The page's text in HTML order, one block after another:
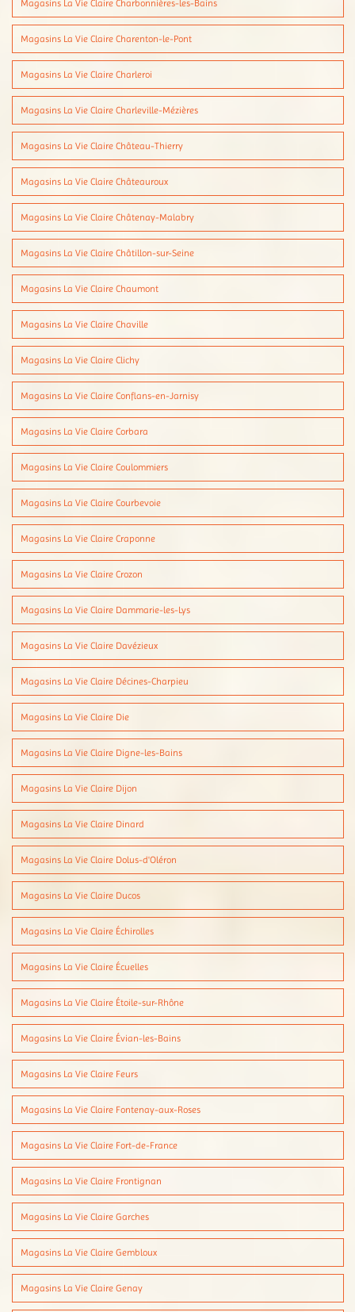
Magasins La Vie Claire Charbonnières-les-Bains
Magasins La Vie Claire Charenton-le-Pont
Magasins La Vie Claire Charleroi
Magasins La Vie Claire Charleville-Mézières
Magasins La Vie Claire Château-Thierry
Magasins La Vie Claire Châteauroux
Magasins La Vie Claire Châtenay-Malabry
Magasins La Vie Claire Châtillon-sur-Seine
Magasins La Vie Claire Chaumont
Magasins La Vie Claire Chaville
Magasins La Vie Claire Clichy
Magasins La Vie Claire Conflans-en-Jarnisy
Magasins La Vie Claire Corbara
Magasins La Vie Claire Coulommiers
Magasins La Vie Claire Courbevoie
Magasins La Vie Claire Craponne
Magasins La Vie Claire Crozon
Magasins La Vie Claire Dammarie-les-Lys
Magasins La Vie Claire Davézieux
Magasins La Vie Claire Décines-Charpieu
Magasins La Vie Claire Die
Magasins La Vie Claire Digne-les-Bains
Magasins La Vie Claire Dijon
Magasins La Vie Claire Dinard
Magasins La Vie Claire Dolus-d'Oléron
Magasins La Vie Claire Ducos
Magasins La Vie Claire Échirolles
Magasins La Vie Claire Écuelles
Magasins La Vie Claire Étoile-sur-Rhône
Magasins La Vie Claire Évian-les-Bains
Magasins La Vie Claire Feurs
Magasins La Vie Claire Fontenay-aux-Roses
Magasins La Vie Claire Fort-de-France
Magasins La Vie Claire Frontignan
Magasins La Vie Claire Garches
Magasins La Vie Claire Gembloux
Magasins La Vie Claire Genay